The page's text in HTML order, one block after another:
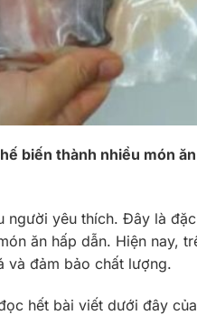
biến thành nhiều món
yêu thích. Đây là
ăn hấp dẫn. Hiện nay,
và đảm bảo chất lượng.
hết bài viết dưới đây của